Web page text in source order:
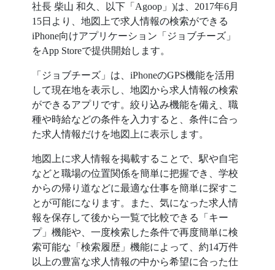
社長 柴山 和久、以下「Agoop」)は、2017年6月
15日より、地図上で求人情報の検索ができる
iPhone向けアプリケーション「ジョブチーズ」
をApp Storeで提供開始します。
「ジョブチーズ」は、iPhoneのGPS機能を活用
して現在地を表示し、地図から求人情報の検索
ができるアプリです。絞り込み機能を備え、職
種や時給などの条件を入力すると、条件に合っ
た求人情報だけを地図上に表示します。
地図上に求人情報を掲載することで、駅や自宅
などと職場の位置関係を簡単に把握でき、学校
からの帰り道などに最適な仕事を簡単に探すこ
とが可能になります。また、気になった求人情
報を保存して後から一覧で比較できる「キー
プ」機能や、一度検索した条件で再度簡単に検
索可能な「検索履歴」機能によって、約14万件
以上の豊富な求人情報の中から希望に合った仕